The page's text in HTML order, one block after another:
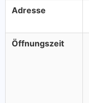
Adresse
Öffnungszeit